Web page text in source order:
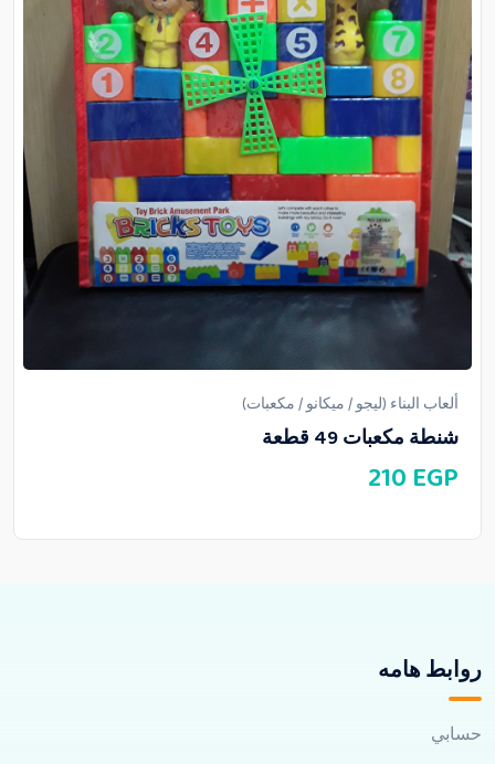
ألعاب البناء (ليجو / ميكانو / مكعبات)
شنطة مكعبات 49 قطعة
210 EGP
روابط هامه
حسابي